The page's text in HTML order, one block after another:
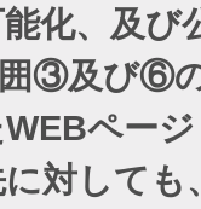
化、及
③及び⑥の
ペー
対して